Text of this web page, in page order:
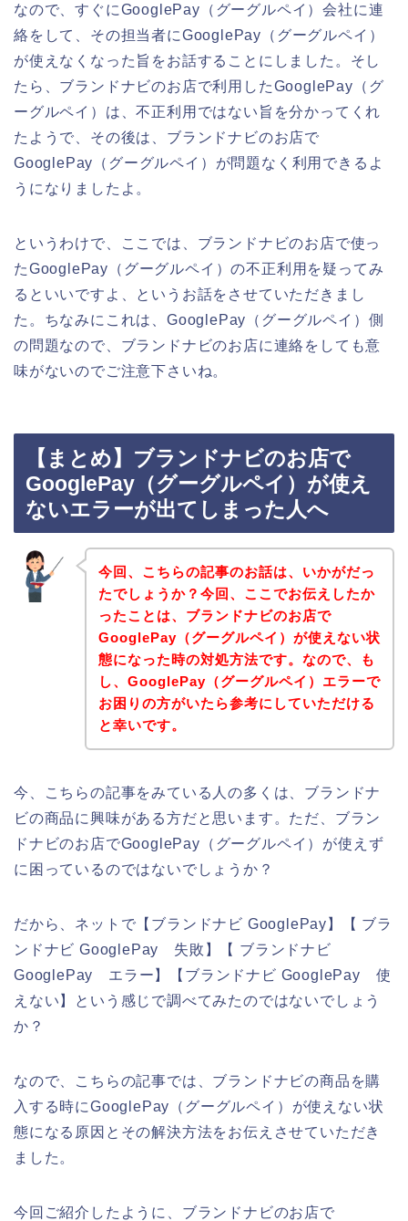
なので、すぐにGooglePay（グーグルペイ）会社に連
絡をして、その担当者にGooglePay（グーグルペイ）
が使えなくなった旨をお話することにしました。そし
たら、ブランドナビのお店で利用したGooglePay（グ
ーグルペイ）は、不正利用ではない旨を分かってくれ
たようで、その後は、ブランドナビのお店で
GooglePay（グーグルペイ）が問題なく利用できるよ
うになりましたよ。
というわけで、ここでは、ブランドナビのお店で使っ
たGooglePay（グーグルペイ）の不正利用を疑ってみ
るといいですよ、というお話をさせていただきまし
た。ちなみにこれは、GooglePay（グーグルペイ）側
の問題なので、ブランドナビのお店に連絡をしても意
味がないのでご注意下さいね。
【まとめ】ブランドナビのお店で
GooglePay（グーグルペイ）が使え
ないエラーが出てしまった人へ
今回、こちらの記事のお話は、いかがだっ
たでしょうか？今回、ここでお伝えしたか
ったことは、ブランドナビのお店で
GooglePay（グーグルペイ）が使えない状
態になった時の対処方法です。なので、も
し、GooglePay（グーグルペイ）エラーで
お困りの方がいたら参考にしていただける
と幸いです。
今、こちらの記事をみている人の多くは、ブランドナ
ビの商品に興味がある方だと思います。ただ、ブラン
ドナビのお店でGooglePay（グーグルペイ）が使えず
に困っているのではないでしょうか？
だから、ネットで【ブランドナビ GooglePay】【 ブラ
ンドナビ GooglePay 失敗】【 ブランドナビ
GooglePay エラー】【ブランドナビ GooglePay 使
えない】という感じで調べてみたのではないでしょう
か？
なので、こちらの記事では、ブランドナビの商品を購
入する時にGooglePay（グーグルペイ）が使えない状
態になる原因とその解決方法をお伝えさせていただき
ました。
今回ご紹介したように、ブランドナビのお店で